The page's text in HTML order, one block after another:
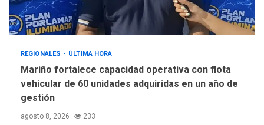
REGIONALES ÚLTIMA HORA
Mariño fortalece capacidad operativa con flota
vehicular de 60 unidades adquiridas en un año de
gestión
agosto 8, 2026 233